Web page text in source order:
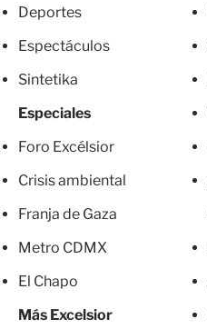
Deportes
Espectáculos
Sintetika
Especiales
Foro Excélsior
Crisis ambiental
Franja de Gaza
Metro CDMX
El Chapo
Más Excelsior